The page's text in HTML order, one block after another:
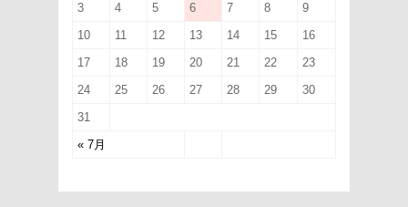
« 7月
3
4 5 6 7 8
9
10
11 12 13 14 15
16
17
18 19 20 21 22
23
24
25 26 27 28 29
30
31